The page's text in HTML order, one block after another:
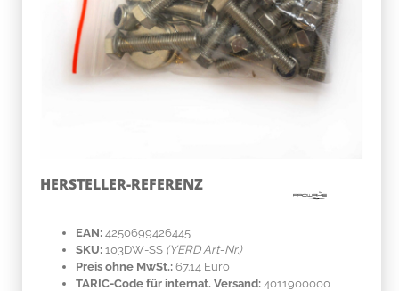
HERSTELLER-REFERENZ
EAN: 4250699426445
SKU: 103DW-SS (YERD Art-Nr.)
Preis ohne MwSt.: 67.14 Euro
TARIC-Code für internat. Versand: 4011900000